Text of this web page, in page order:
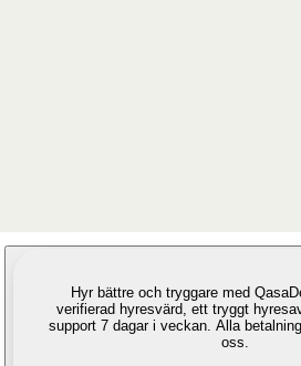
Hyr bättre och tryggare med Qasa
verifierad hyresvärd, ett tryggt
support 7 dagar i veckan. Alla
oss.